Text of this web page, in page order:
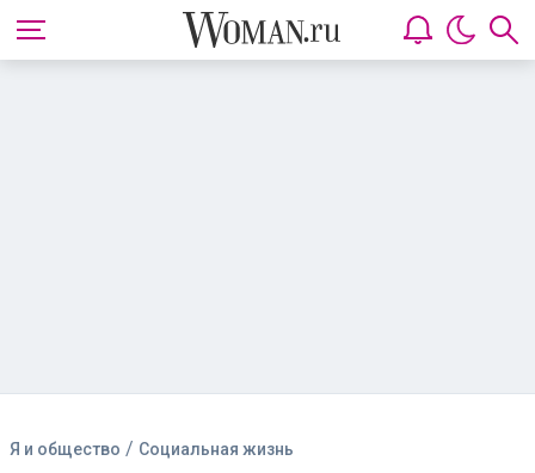
Я и общество / Социальная жизнь